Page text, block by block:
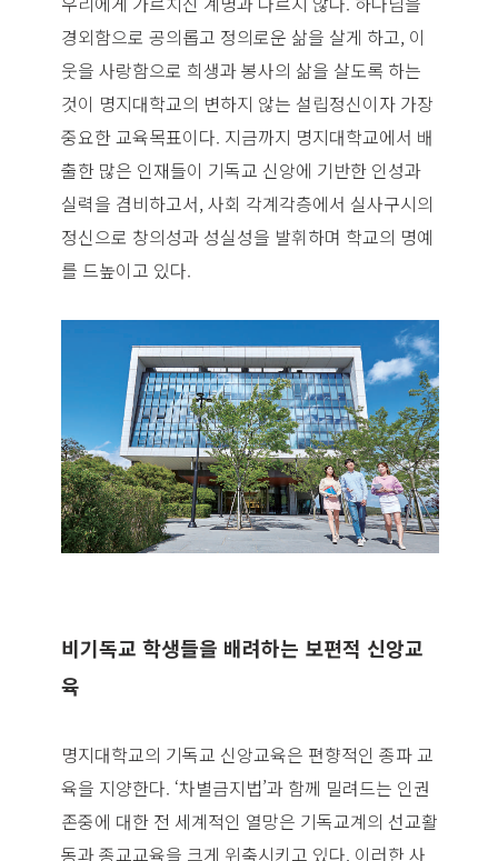
경외함으로 공의롭고 정의로운 삶을 살게 하고, 이
웃을 사랑함으로 희생과 봉사의 삶을 살도록 하는
것이 명지대학교의 변하지 않는 설립정신이자 가장
중요한 교육목표이다. 지금까지 명지대학교에서 배
출한 많은 인재들이 기독교 신앙에 기반한 인성과
실력을 겸비하고서, 사회 각계각층에서 실사구시의
정신으로 창의성과 성실성을 발휘하며 학교의 명예
를 드높이고 있다.
비기독교 학생들을 배려하는 보편적 신앙교
육
명지대학교의 기독교 신앙교육은 편향적인 종파 교
육을 지양한다. ‘차별금지법’과 함께 밀려드는 인권
존중에 대한 전 세계적인 열망은 기독교계의 선교활
동과 종교교육을 크게 위축시키고 있다. 이러한 사